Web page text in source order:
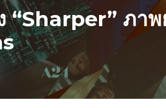
“Sharper” ภาพ